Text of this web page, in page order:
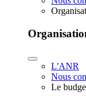
L'ANR
Nous
Le